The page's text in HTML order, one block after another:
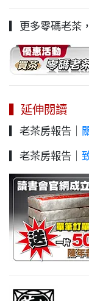
▎更多零碼老茶
▍延伸閱讀
▎老茶房報告｜
▎老茶房報告｜